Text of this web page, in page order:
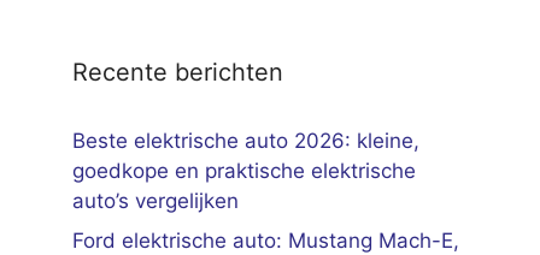
Recente berichten
Beste elektrische auto 2026: kleine,
goedkope en praktische elektrische
auto’s vergelijken
Ford elektrische auto: Mustang Mach-E,